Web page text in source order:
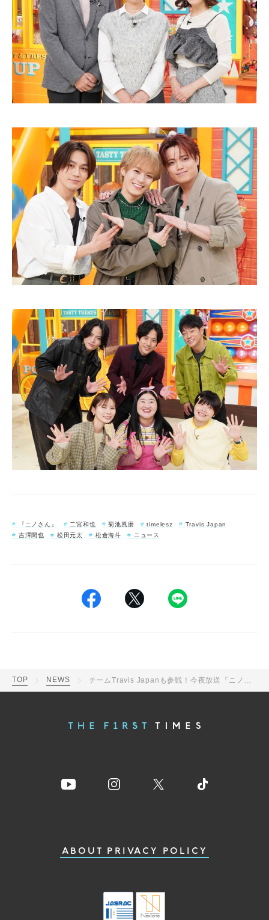
『ニノさん』 二宮和也 菊池風磨 timelesz
Travis Japan
吉澤閑也
松田元太 松倉海斗 ニュース
TOP NEWS チームTravis Japanも参戦！今夜放送『ニノさん』はゲームマスター・二宮和也が仕掛ける秋の知育バトル祭SP
ABOUT PRIVACY POLICY